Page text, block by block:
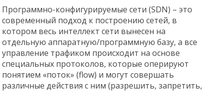
Программно-конфигурируемые сети (SDN) – это
современный подход к построению сетей, в
котором весь интеллект сети вынесен на
отдельную аппаратную/программную базу, а все
управление трафиком происходит на основе
специальных протоколов, которые оперируют
понятием «поток» (flow) и могут совершать
различные действия с ним (разрешить, запретить,